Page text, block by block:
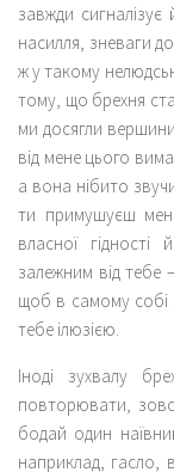
завжди
насилля, зневаги
ж у такому
тому, що брехня
ми досягли
від мене цього
а вона нібито
ти примушуєш
власної
залежним від тебе
щоб в самому собі
тебе ілюзією.
Іноді зухвалу
повторювати,
бодай один
наприклад, гасло,